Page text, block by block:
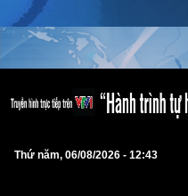
Thứ năm, 06/08/2026 - 12:43